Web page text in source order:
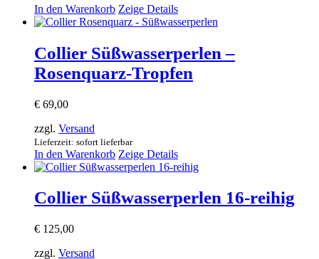
In den Warenkorb Zeige Details
Collier Süßwasserperlen –
Rosenquarz-Tropfen
€ 69,00
zzgl. Versand
Lieferzeit: sofort lieferbar
In den Warenkorb Zeige Details
Collier Süßwasserperlen 16-reihig
€ 125,00
zzgl. Versand